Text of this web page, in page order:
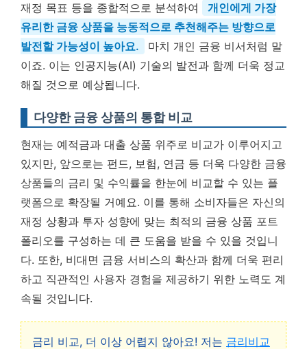
재정 목표 등을 종합적으로 분석하여
개인에게 가장
유리한 금융 상품을 능동적으로 추천해주는 방향으로
발전할 가능성이 높아요.
마치 개인 금융 비서처럼 말
이죠. 이는 인공지능(AI) 기술의 발전과 함께 더욱 정교
해질 것으로 예상됩니다.
다양한 금융 상품의 통합 비교
현재는 예적금과 대출 상품 위주로 비교가 이루어지고
있지만, 앞으로는 펀드, 보험, 연금 등 더욱 다양한 금융
상품들의 금리 및 수익률을 한눈에 비교할 수 있는 플
랫폼으로 확장될 거예요. 이를 통해 소비자들은 자신의
재정 상황과 투자 성향에 맞는 최적의 금융 상품 포트
폴리오를 구성하는 데 큰 도움을 받을 수 있을 것입니
다. 또한, 비대면 금융 서비스의 확산과 함께 더욱 편리
하고 직관적인 사용자 경험을 제공하기 위한 노력도 계
속될 것입니다.
금리 비교, 더 이상 어렵지 않아요! 저는 금리비교